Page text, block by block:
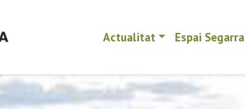
Actualitat Espai Segarra